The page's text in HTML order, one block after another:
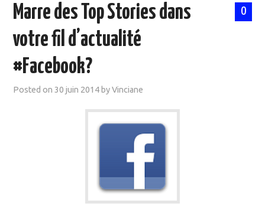
0
Marre des Top Stories dans
votre fil d’actualité
#Facebook?
Posted on30 juin 2014 byVinciane